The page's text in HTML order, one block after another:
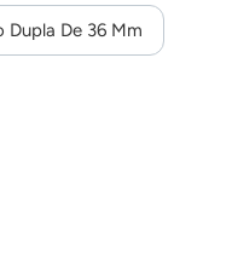
Dupla De 36 Mm